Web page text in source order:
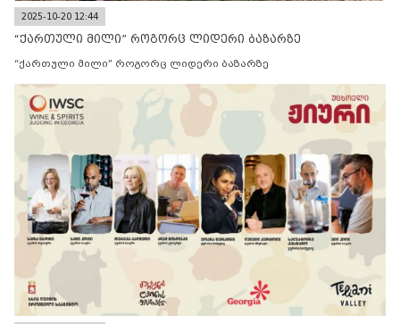
2025-10-20 12:44
“ქართული მილი” როგორც ლიდერი ბაზარზე
“ქართული მილი” როგორც ლიდერი ბაზარზე